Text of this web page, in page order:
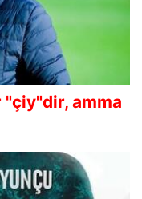
"çiy"dir, amma